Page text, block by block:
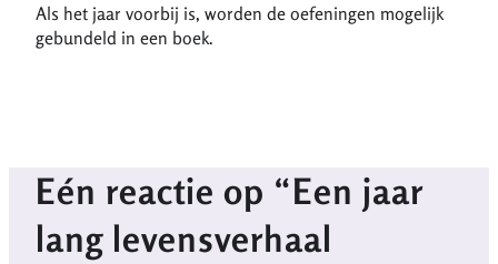
Als het jaar voorbij is, worden de oefeningen mogelijk
gebundeld in een boek.
Eén reactie op “Een jaar
lang levensverhaal